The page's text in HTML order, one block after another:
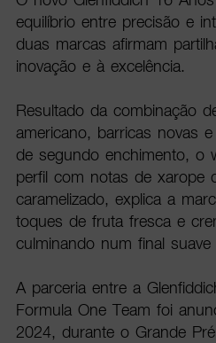
equilíbrio entre precisão e
duas marcas afirmam
inovação e à excelência.
Resultado da combinação
americano, barricas novas
de segundo enchimento, o
perfil com notas de xarope
caramelizado, explica a
toques de fruta fresca e
culminando num final suave
A parceria entre a
Formula One Team foi
2024, durante o Grande